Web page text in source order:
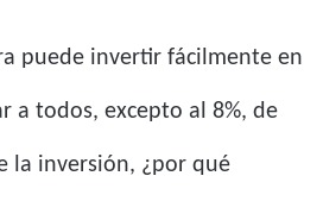
puede invertir fácilmente en
a todos, excepto al 8%, de
la inversión, ¿por qué